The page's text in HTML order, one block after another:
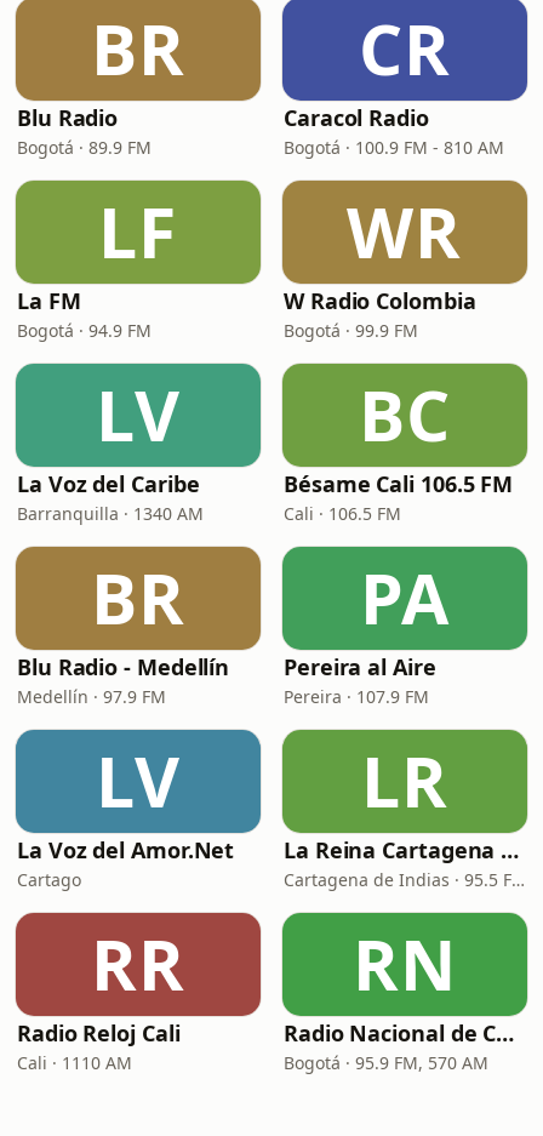
BR
Blu Radio
Bogotá · 89.9 FM
CR
Caracol Radio
Bogotá · 100.9 FM - 810 AM
LF
La FM
Bogotá · 94.9 FM
WR
W Radio Colombia
Bogotá · 99.9 FM
LV
La Voz del Caribe
Barranquilla · 1340 AM
BC
Bésame Cali 106.5 FM
Cali · 106.5 FM
BR
Blu Radio - Medellín
Medellín · 97.9 FM
PA
Pereira al Aire
Pereira · 107.9 FM
LV
La Voz del Amor.Net
Cartago
LR
La Reina Cartagena de Indias
Cartagena de Indias · 95.5 FM
RR
Radio Reloj Cali
Cali · 1110 AM
RN
Radio Nacional de Colombia
Bogotá · 95.9 FM, 570 AM